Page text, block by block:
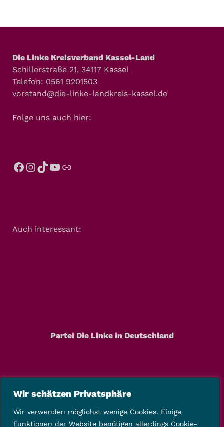
Wir schätzen Privatsphäre
Wir verwenden möglichst wenige Cookies. Einige
Funktionen der Website benötigen allerdings Cookie-
Die Linke Kreisverband Kassel-Land
Schillerstraße 21, 34117 Kassel
Telefon: 0561 9201503
vorstand@die-linke-landkreis-kassel.de
Folge uns auch hier:
Auch interessant:
Partei Die Linke in Deutschland